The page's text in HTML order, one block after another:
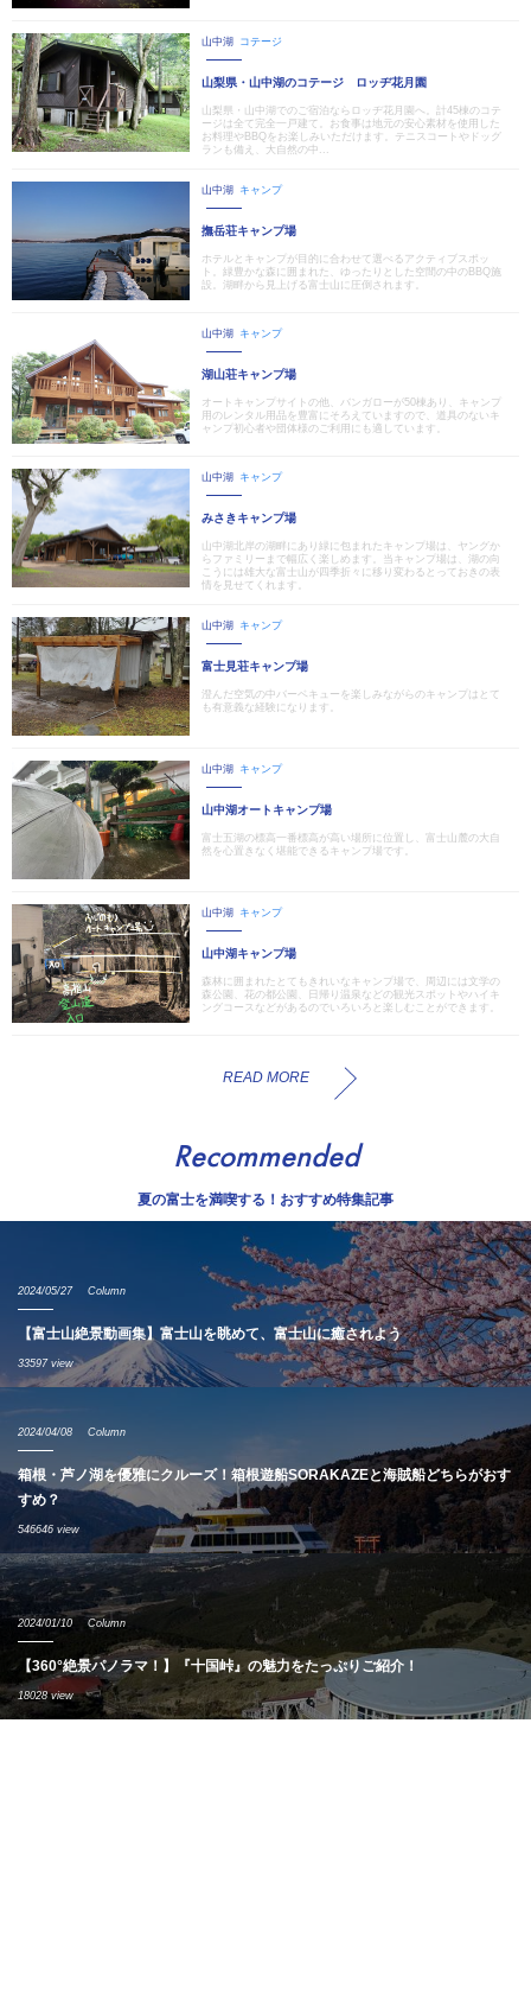
山中湖 コテージ
山梨県・山中湖のコテージ ロッヂ花月園
山梨県・山中湖でのご宿泊ならロッヂ花月園へ。計45棟のコテ
ージは全て完全一戸建て。お食事は地元の安心素材を使用した
お料理やBBQをお楽しみいただけます。テニスコートやドッグ
ランも備え、大自然の中...
山中湖 キャンプ
撫岳荘キャンプ場
ホテルとキャンプが目的に合わせて選べるアクティブスポッ
ト。緑豊かな森に囲まれた、ゆったりとした空間の中のBBQ施
設。湖畔から見上げる富士山に圧倒されます。
山中湖 キャンプ
湖山荘キャンプ場
オートキャンプサイトの他、バンガローが50棟あり、キャンプ
用のレンタル用品を豊富にそろえていますので、道具のないキ
ャンプ初心者や団体様のご利用にも適しています。
山中湖 キャンプ
みさきキャンプ場
山中湖北岸の湖畔にあり緑に包まれたキャンプ場は、ヤングか
らファミリーまで幅広く楽しめます。当キャンプ場は、湖の向
こうには雄大な富士山が四季折々に移り変わるとっておきの表
情を見せてくれます。
山中湖 キャンプ
富士見荘キャンプ場
澄んだ空気の中バーベキューを楽しみながらのキャンプはとて
も有意義な経験になります。
山中湖 キャンプ
山中湖オートキャンプ場
富士五湖の標高一番標高が高い場所に位置し、富士山麓の大自
然を心置きなく堪能できるキャンプ場です。
山中湖 キャンプ
山中湖キャンプ場
森林に囲まれたとてもきれいなキャンプ場で、周辺には文学の
森公園、花の都公園、日帰り温泉などの観光スポットやハイキ
ングコースなどがあるのでいろいろと楽しむことができます。
READ MORE
Recommended
夏の富士を満喫する！おすすめ特集記事
2024/05/27 Column
【富士山絶景動画集】富士山を眺めて、富士山に癒されよう
33597 view
2024/04/08 Column
箱根・芦ノ湖を優雅にクルーズ！箱根遊船SORAKAZEと海賊船どちらがおす
すめ？
546646 view
2024/01/10 Column
【360°絶景パノラマ！】『十国峠』の魅力をたっぷりご紹介！
18028 view